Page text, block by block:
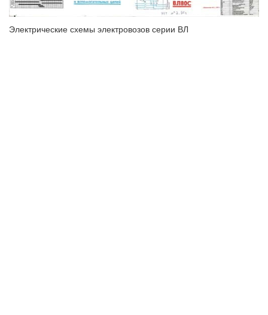
Электрические схемы электровозов серии ВЛ